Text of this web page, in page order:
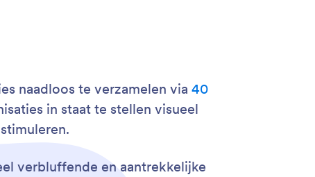
naadloos te verzamelen via 40
in staat te stellen visueel
verbluffende en aantrekkelijke